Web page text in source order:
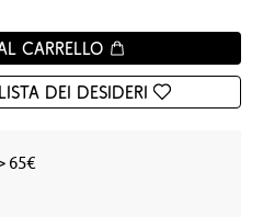
al carrello
dei desideri
65€